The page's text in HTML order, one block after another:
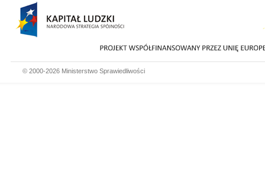
© 2000-2026 Ministerstwo Sprawiedliwości